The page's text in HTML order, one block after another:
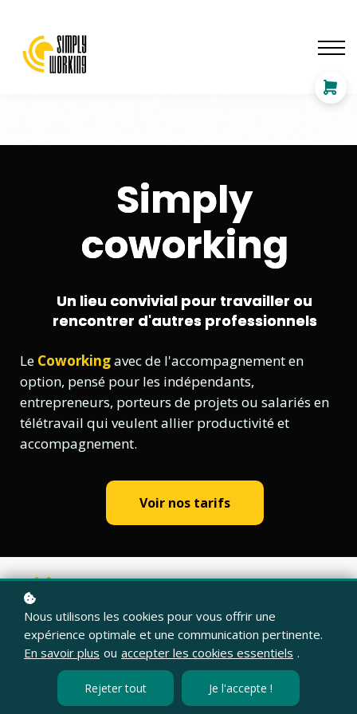
Simply
coworking
Un lieu convivial pour travailler ou
rencontrer d'autres professionnels
Le Coworkingavec de l'accompagnement en
option, pensé pour les indépendants,
entrepreneurs, porteurs de projets ou salariés en
télétravail qui veulent allier productivité et
accompagnement.
Voir nos tarifs
Poste de travail
Wi-Fi haut débit
Nous utilisons les cookies pour vous offrir une
expérience optimale et une communication pertinente.
En savoir plus ou accepter les cookies essentiels .
Rejeter tout Je l'accepte !